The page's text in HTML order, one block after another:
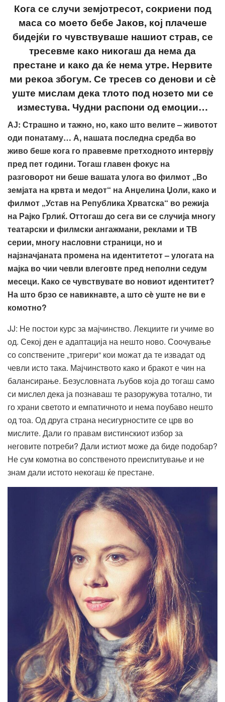
Кога се случи земјотресот, сокриени под
маса со моето бебе Јаков, кој плачеше
бидејќи го чувствуваше нашиот страв, се
тресевме како никогаш да нема да
престане и како да ќе нема утре. Нервите
ми рекоа збогум. Се тресев со денови и сè
уште мислам дека тлото под нозето ми се
изместува. Чудни распони од емоции…
АЈ: Страшно и тажно, но, како што велите – животот
оди понатаму… А, нашата последна средба во
живо беше кога го правевме претходното интервју
пред пет години. Тогаш главен фокус на
разговорот ни беше вашата улога во филмот „Во
земјата на крвта и медот“ на Анџелина Џоли, како и
филмот „Устав на Република Хрватска“ во режија
на Рајко Грлиќ. Оттогаш до сега ви се случија многу
театарски и филмски ангажмани, реклами и ТВ
серии, многу насловни страници, но и
најзначјаната промена на идентитетот – улогата на
мајка во чии чевли влеговте пред неполни седум
месеци. Како се чувствувате во новиот идентитет?
На што брзо се навикнавте, а што сè уште не ви е
комотно?
JJ: Не постои курс за мајчинство. Лекциите ги учиме во
од. Секој ден е адаптација на нешто ново. Соочување
со сопствените „тригери“ кои можат да те извадат од
чевли исто така. Мајчинството како и бракот е чин на
балансирање. Безусловната љубов која до тогаш само
си мислел дека ја познаваш те разоружува тотално, ти
го храни светото и емпатичното и нема поубаво нешто
од тоа. Од друга страна несигурностите се црв во
мислите. Дали го правам вистинскиот избор за
неговите потреби? Дали истиот може да биде подобар?
Не сум комотна во сопственото преиспитување и не
знам дали истото некогаш ќе престане.